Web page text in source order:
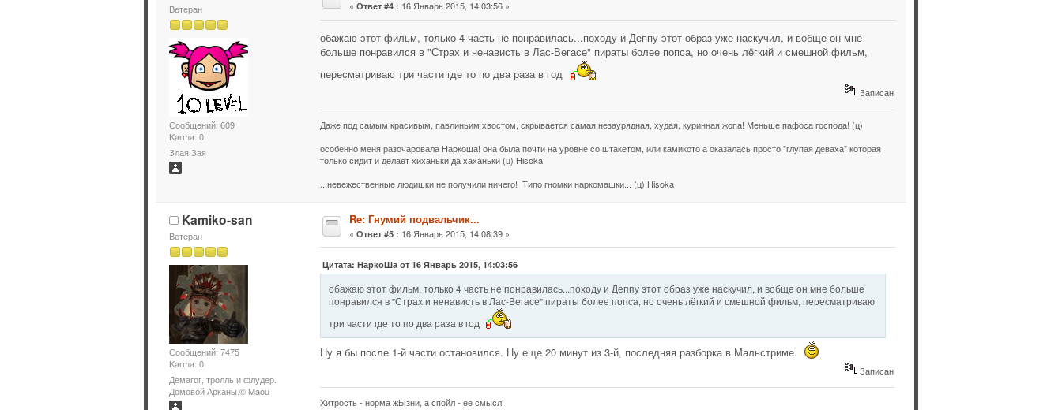
Ветеран
Сообщений: 609
Karma: 0
Злая Зая
« Ответ #4 : 16 Январь 2015, 14:03:56 »
обажаю этот фильм, только 4 часть не понравилась...походу и Деппу этот образ уже наскучил, и вобще он мне
больше понравился в "Страх и ненависть в Лас-Вегасе" пираты более попса, но очень лёгкий и смешной фильм,
пересматриваю три части где то по два раза в год
Записан
Даже под самым красивым, павлиньим хвостом, скрывается самая незаурядная, худая, куринная жопа! Меньше пафоса господа! (ц)
особенно меня разочаровала Наркоша! она была почти на уровне со штакетом, или камикото а оказалась просто "глупая деваха" которая
только сидит и делает хиханьки да хаханьки (ц) Hisoka
...невежественные людишки не получили ничего! Типо гномки наркомашки... (ц) Hisoka
Kamiko-san
Ветеран
Сообщений: 7475
Karma: 0
Демагог, тролль и флудер.
Домовой Арканы.© Maou
Re: Гнумий подвальчик...
« Ответ #5 : 16 Январь 2015, 14:08:39 »
Цитата: НаркоШа от 16 Январь 2015, 14:03:56
обажаю этот фильм, только 4 часть не понравилась...походу и Деппу этот образ уже наскучил, и вобще он мне больше
понравился в "Страх и ненависть в Лас-Вегасе" пираты более попса, но очень лёгкий и смешной фильм, пересматриваю
три части где то по два раза в год
Ну я бы после 1-й части остановился. Ну еще 20 минут из 3-й, последняя разборка в Мальстриме.
Записан
Хитрость - норма жЫзни, а спойл - ее смысл!